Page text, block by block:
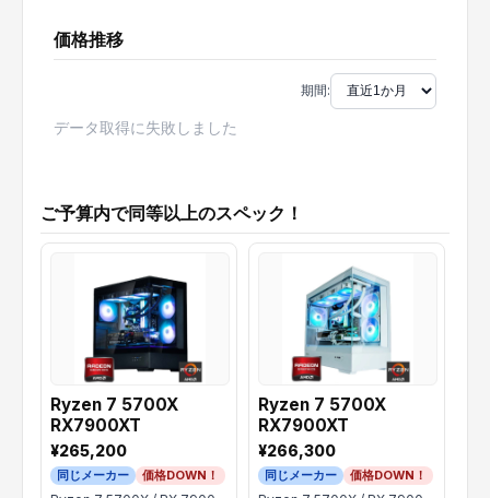
価格推移
期間:
データ取得に失敗しました
ご予算内で同等以上のスペック！
Ryzen 7 5700X
RX7900XT
¥265,200
同じメーカー 価格DOWN！
Ryzen 7 5700X
RX7900XT
¥266,300
同じメーカー 価格DOWN！